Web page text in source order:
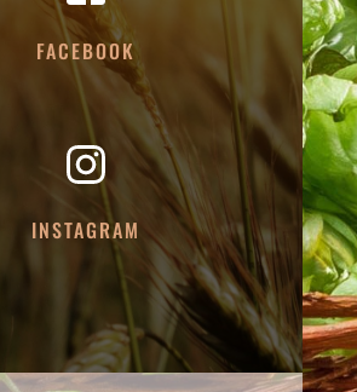
FACEBOOK
INSTAGRAM